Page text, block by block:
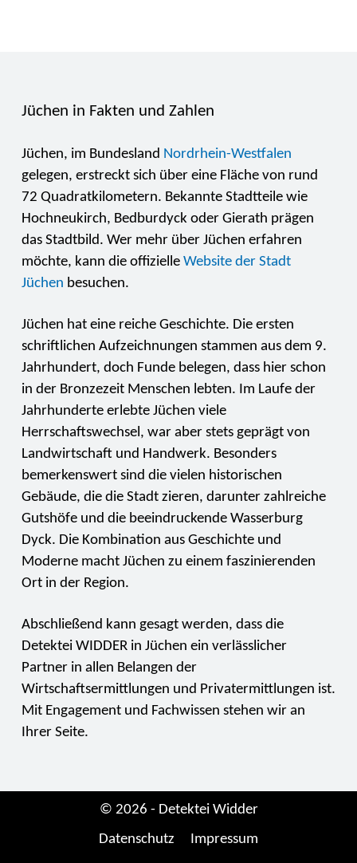
Jüchen in Fakten und Zahlen
Jüchen, im Bundesland Nordrhein-Westfalen
gelegen, erstreckt sich über eine Fläche von rund
72 Quadratkilometern. Bekannte Stadtteile wie
Hochneukirch, Bedburdyck oder Gierath prägen
das Stadtbild. Wer mehr über Jüchen erfahren
möchte, kann die offizielle Website der Stadt
Jüchen besuchen.
Jüchen hat eine reiche Geschichte. Die ersten
schriftlichen Aufzeichnungen stammen aus dem 9.
Jahrhundert, doch Funde belegen, dass hier schon
in der Bronzezeit Menschen lebten. Im Laufe der
Jahrhunderte erlebte Jüchen viele
Herrschaftswechsel, war aber stets geprägt von
Landwirtschaft und Handwerk. Besonders
bemerkenswert sind die vielen historischen
Gebäude, die die Stadt zieren, darunter zahlreiche
Gutshöfe und die beeindruckende Wasserburg
Dyck. Die Kombination aus Geschichte und
Moderne macht Jüchen zu einem faszinierenden
Ort in der Region.
Abschließend kann gesagt werden, dass die
Detektei WIDDER in Jüchen ein verlässlicher
Partner in allen Belangen der
Wirtschaftsermittlungen und Privatermittlungen ist.
Mit Engagement und Fachwissen stehen wir an
Ihrer Seite.
© 2026 - Detektei Widder
Datenschutz
Impressum